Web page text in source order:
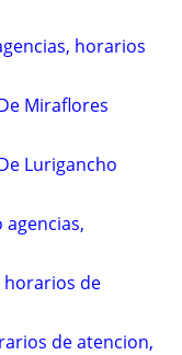
horarios
Miraflores
Lurigancho
agencias,
horarios de
de atencion,